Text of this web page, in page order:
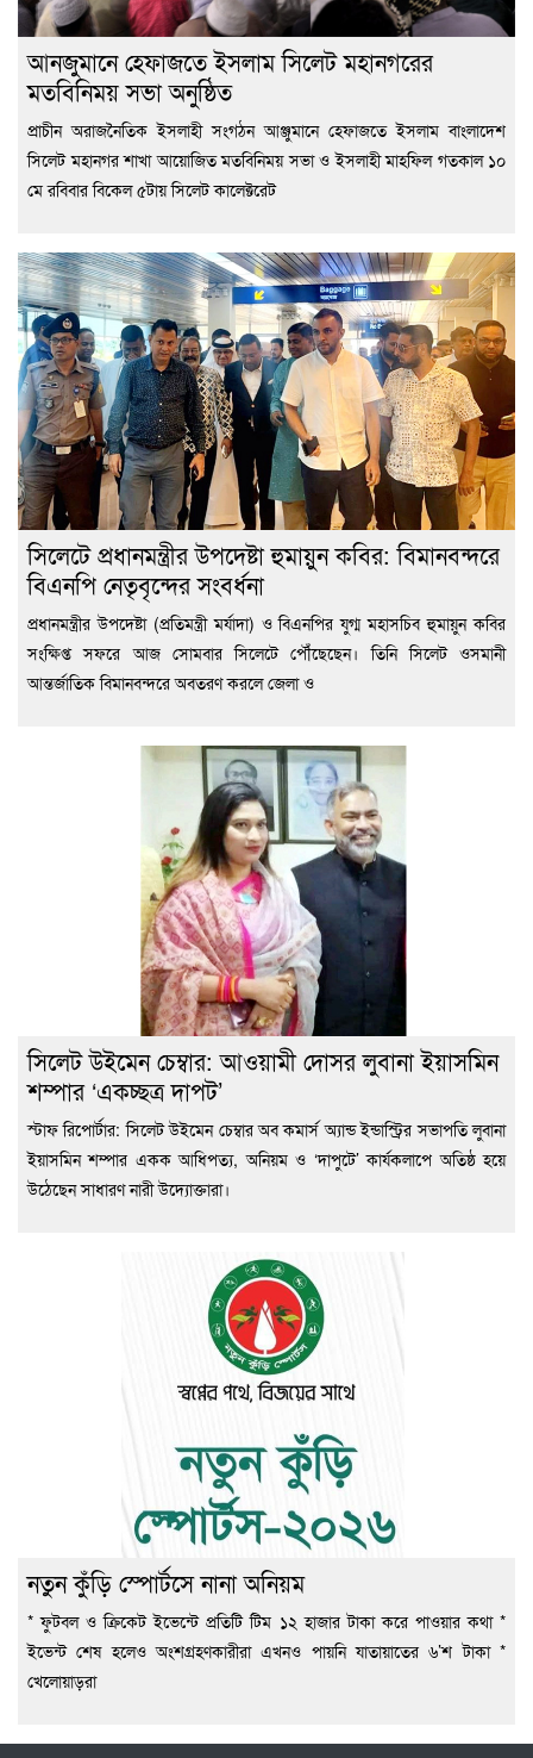
আনজুমানে হেফাজতে ইসলাম সিলেট মহানগরের
মতবিনিময় সভা অনুষ্ঠিত
প্রাচীন অরাজনৈতিক ইসলাহী সংগঠন আঞ্জুমানে হেফাজতে ইসলাম বাংলাদেশ
সিলেট মহানগর শাখা আয়োজিত মতবিনিময় সভা ও ইসলাহী মাহফিল গতকাল ১০
মে রবিবার বিকেল ৫টায় সিলেট কালেক্টরেট
সিলেটে প্রধানমন্ত্রীর উপদেষ্টা হুমায়ুন কবির: বিমানবন্দরে
বিএনপি নেতৃবৃন্দের সংবর্ধনা
প্রধানমন্ত্রীর উপদেষ্টা (প্রতিমন্ত্রী মর্যাদা) ও বিএনপির যুগ্ম মহাসচিব হুমায়ুন কবির
সংক্ষিপ্ত সফরে আজ সোমবার সিলেটে পৌঁছেছেন। তিনি সিলেট ওসমানী
আন্তর্জাতিক বিমানবন্দরে অবতরণ করলে জেলা ও
সিলেট উইমেন চেম্বার: আওয়ামী দোসর লুবানা ইয়াসমিন
শম্পার ‘একচ্ছত্র দাপট’
স্টাফ রিপোর্টার: সিলেট উইমেন চেম্বার অব কমার্স অ্যান্ড ইন্ডাস্ট্রির সভাপতি লুবানা
ইয়াসমিন শম্পার একক আধিপত্য, অনিয়ম ও ‘দাপুটে’ কার্যকলাপে অতিষ্ঠ হয়ে
উঠেছেন সাধারণ নারী উদ্যোক্তারা।
নতুন কুঁড়ি স্পোর্টসে নানা অনিয়ম
* ফুটবল ও ক্রিকেট ইভেন্টে প্রতিটি টিম ১২ হাজার টাকা করে পাওয়ার কথা *
ইভেন্ট শেষ হলেও অংশগ্রহণকারীরা এখনও পায়নি যাতায়াতের ৬’শ টাকা *
খেলোয়াড়রা